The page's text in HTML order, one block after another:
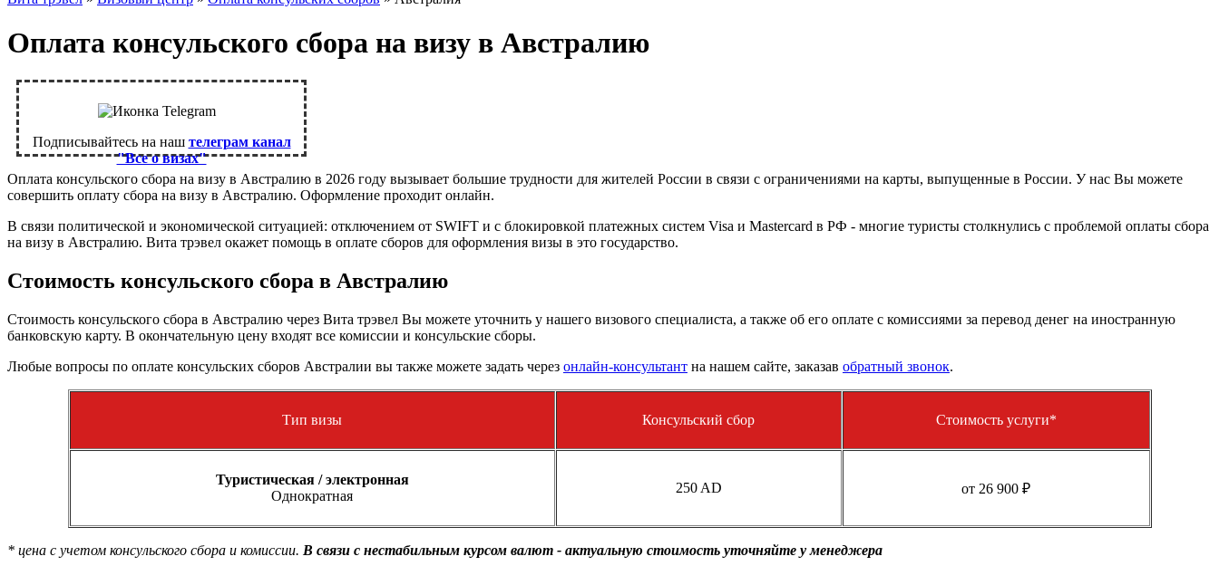
Оплата консульского сбора на визу в Австралию
Подписывайтесь на наш телеграм канал
"Все о визах"
Оплата консульского сбора на визу в Австралию в 2026 году вызывает большие трудности для жителей России в связи с ограничениями на карты, выпущенные в России. У нас Вы можете
совершить оплату сбора на визу в Австралию. Оформление проходит онлайн.
В связи политической и экономической ситуацией: отключением от SWIFT и с блокировкой платежных систем Visa и Mastercard в РФ - многие туристы столкнулись с проблемой оплаты сбора
на визу в Австралию. Вита трэвел окажет помощь в оплате сборов для оформления визы в это государство.
Стоимость консульского сбора в Австралию
Стоимость консульского сбора в Австралию через Вита трэвел Вы можете уточнить у нашего визового специалиста, а также об его оплате с комиссиями за перевод денег на иностранную
банковскую карту. В окончательную цену входят все комиссии и консульские сборы.
Любые вопросы по оплате консульских сборов Австралии вы также можете задать через онлайн-консультант на нашем сайте, заказав обратный звонок.
Тип визы Консульский сбор Стоимость услуги*
Туристическая / электронная
Однократная
250 AD от 26 900 ₽
* цена с учетом консульского сбора и комиссии. В связи с нестабильным курсом валют - актуальную стоимость уточняйте у менеджера